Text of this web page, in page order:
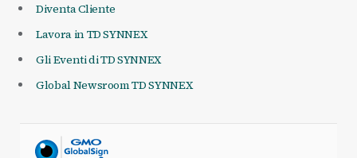
Diventa Cliente
Lavora in TD SYNNEX
Gli Eventi di TD SYNNEX
Global Newsroom TD SYNNEX